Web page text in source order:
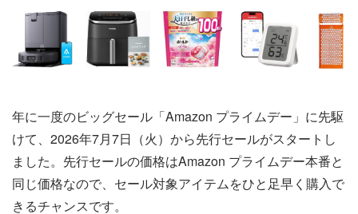
年に一度のビッグセール「Amazon プライムデー」に先駆
けて、2026年7月7日（火）から先行セールがスタートし
ました。先行セールの価格はAmazon プライムデー本番と
同じ価格なので、セール対象アイテムをひと足早く購入で
きるチャンスです。